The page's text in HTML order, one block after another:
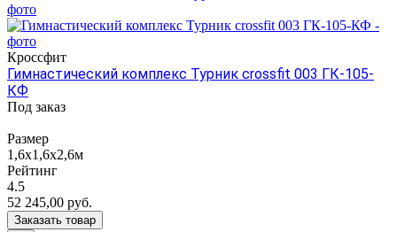
Кроссфит
Гимнастический комплекс Турник crossfit 003 ГК-105-
КФ
Под заказ
Размер
1,6х1,6х2,6м
Рейтинг
4.5
52 245,00 руб.
Заказать товар